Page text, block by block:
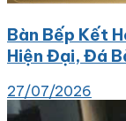
Bàn Bếp Kết
Hiện Đại, Đá
27/07/2026